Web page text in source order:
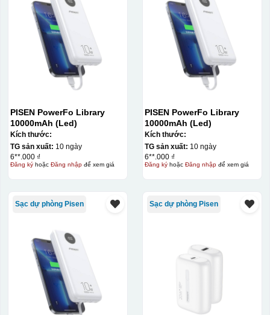
PISEN PowerFo Library
10000mAh (Led)
Kích thước:
TG sản xuất: 10 ngày
6**.000 ₫
Đăng kýhoặc Đăng nhậpđể xem giá
PISEN PowerFo Library
10000mAh (Led)
Kích thước:
TG sản xuất: 10 ngày
6**.000 ₫
Đăng kýhoặc Đăng nhậpđể xem giá
Sạc dự phòng Pisen Sạc dự phòng Pisen